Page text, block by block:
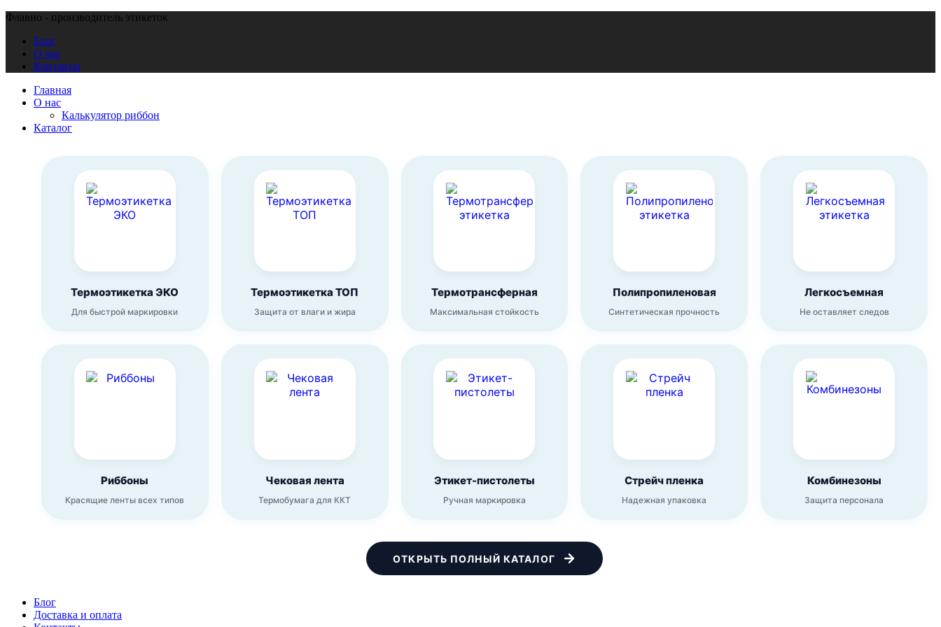
Флавио - производитель этикеток
Блог
О нас
Контакты
Главная
О нас
Калькулятор риббон
Каталог
Термоэтикетка ЭКО
Для быстрой маркировки
Термоэтикетка ТОП
Защита от влаги и жира
Термотрансферная
Максимальная стойкость
Полипропиленовая
Синтетическая прочность
Легкосъемная
Не оставляет следов
Риббоны
Красящие ленты всех типов
Чековая лента
Термобумага для ККТ
Этикет-пистолеты
Ручная маркировка
Стрейч пленка
Надежная упаковка
Комбинезоны
Защита персонала
ОТКРЫТЬ ПОЛНЫЙ КАТАЛОГ
Блог
Доставка и оплата